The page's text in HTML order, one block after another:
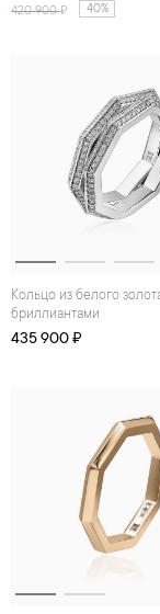
420 900₽ 40%
Кольцо из белого золота с
бриллиантами
435 900 ₽